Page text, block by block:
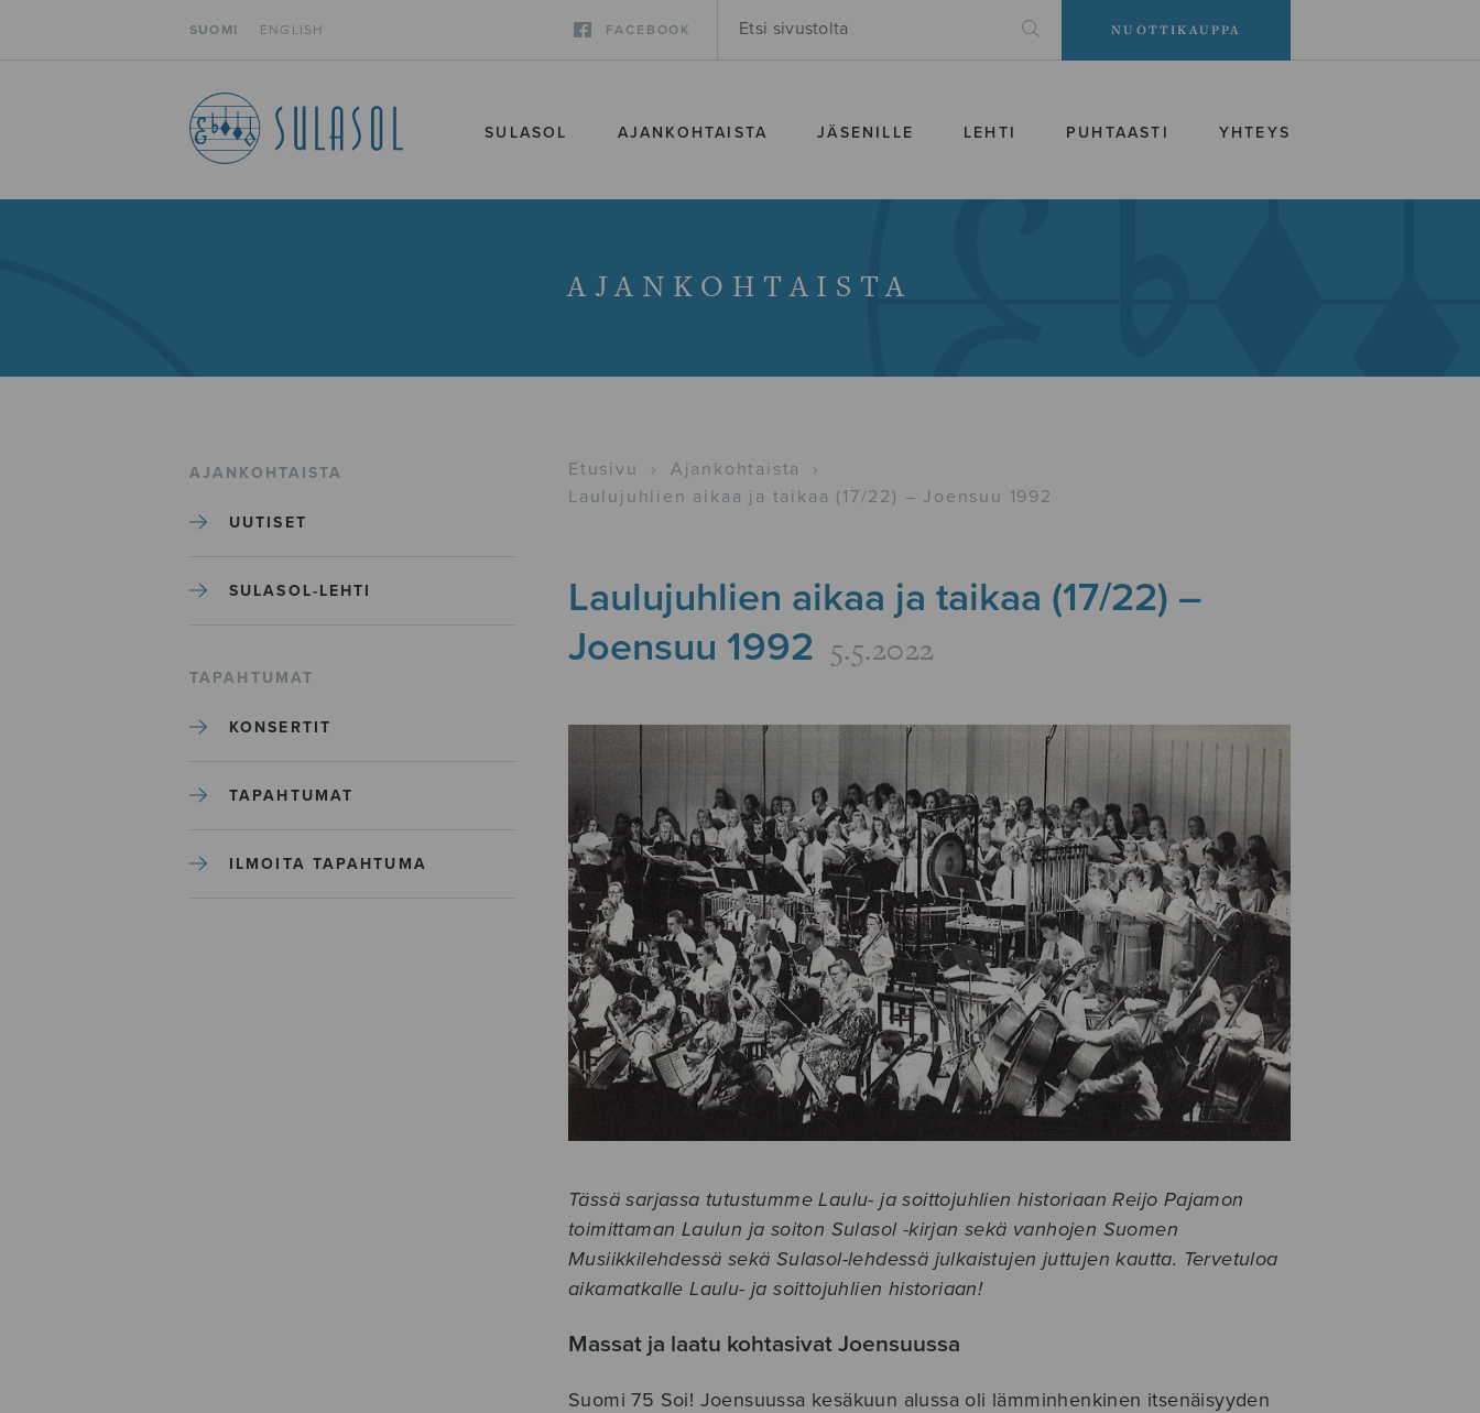
SUOMI ENGLISH FACEBOOK NUOTTIKAUPPA
SULASOL AJANKOHTAISTA JÄSENILLE LEHTI PUHTAASTI YHTEYS
AJANKOHTAISTA
AJANKOHTAISTA
UUTISET
SULASOL-LEHTI
TAPAHTUMAT
KONSERTIT
TAPAHTUMAT
ILMOITA TAPAHTUMA
Etusivu › Ajankohtaista
›
Laulujuhlien aikaa ja taikaa (17/22) – Joensuu 1992
Laulujuhlien aikaa ja taikaa (17/22) –
Joensuu 1992 5.5.2022
Tässä sarjassa tutustumme Laulu- ja soittojuhlien historiaan Reijo Pajamon
toimittaman Laulun ja soiton Sulasol -kirjan sekä vanhojen Suomen
Musiikkilehdessä sekä Sulasol-lehdessä julkaistujen juttujen kautta. Tervetuloa
aikamatkalle Laulu- ja soittojuhlien historiaan!
Massat ja laatu kohtasivat Joensuussa
Suomi 75 Soi! Joensuussa kesäkuun alussa oli lämminhenkinen itsenäisyyden